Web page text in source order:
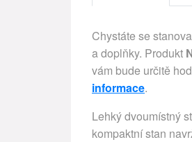
Chystáte se
a doplňky. Produkt
vám bude určitě
informace.
Lehký dvoumístný
kompaktní stan